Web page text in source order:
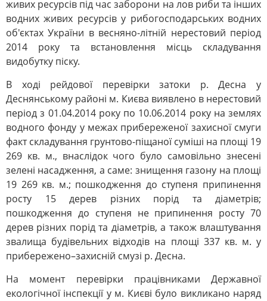
живих ресурсів під час заборони на лов риби та інших
водних живих ресурсів у рибогосподарських водних
об'єктах України в весняно-літній нерестовий період
2014 року та встановлення місць складування
видобутку піску.
В ході рейдової перевірки затоки р. Десна у
Деснянському районі м. Києва виявлено в нерестовий
період з 01.04.2014 року по 10.06.2014 року на землях
водного фонду у межах прибереженої захисної смуги
факт складування грунтово-піщаної суміші на площі 19
269 кв. м., внаслідок чого було самовільно знесені
зелені насадження, а саме: знищення газону на площі
19 269 кв. м.; пошкодження до ступеня припинення
росту 15 дерев різних порід та діаметрів;
пошкодження до ступеня не припинення росту 70
дерев різних порід та діаметрів, а також влаштування
звалища будівельних відходів на площі 337 кв. м. у
прибережено–захисній смузі р. Десна.
На момент перевірки працівниками Державної
екологічної інспекції у м. Києві було викликано наряд